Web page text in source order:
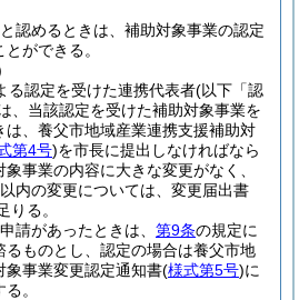
認めるときは、補助対象事業の認定
ができる。
る認定を受けた連携代表者(以下「認
、当該認定を受けた補助対象事業を
は、養父市地域産業連携支援補助対
第4号)を市長に提出しなければなら
事業の内容に大きな変更がなく、
内の変更については、変更届出書
りる。
請があったときは、 第9条の規定に
るものとし、認定の場合は養父市地
象事業変更認定通知書(様式第5号)に
。